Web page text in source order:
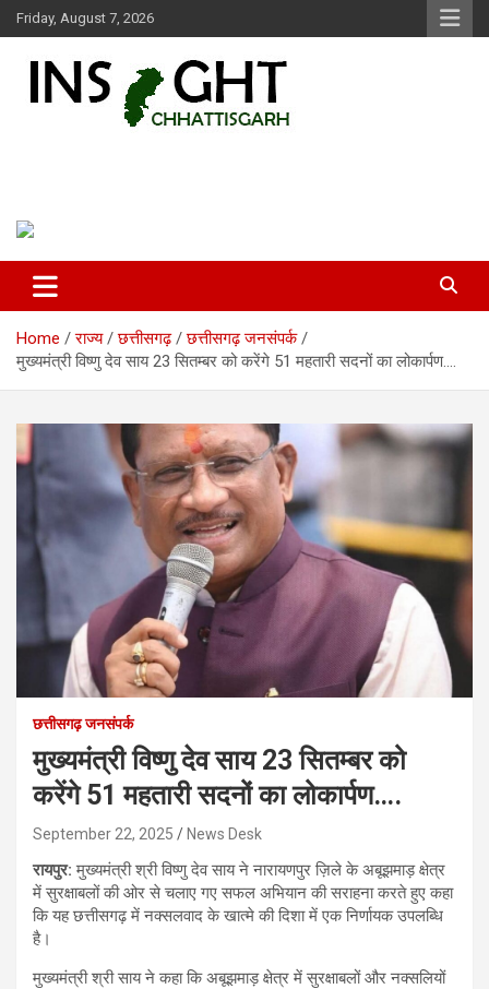
Skip
to
Friday, August 7, 2026
Home राज्य छत्तीसगढ़
छत्तीसगढ़ जनसंपर्क
मुख्यमंत्री विष्णु देव साय 23 सितम्बर को करेंगे 51 महतारी सदनों का लोकार्पण….
छत्तीसगढ़ जनसंपर्क
मुख्यमंत्री विष्णु देव साय 23 सितम्बर को
करेंगे 51 महतारी सदनों का लोकार्पण….
September 22, 2025 News Desk
रायपुर:मुख्यमंत्री श्री विष्णु देव साय ने नारायणपुर ज़िले के अबूझमाड़ क्षेत्र
में सुरक्षाबलों की ओर से चलाए गए सफल अभियान की सराहना करते हुए कहा
कि यह छत्तीसगढ़ में नक्सलवाद के खात्मे की दिशा में एक निर्णायक उपलब्धि
है।
मुख्यमंत्री श्री साय ने कहा कि अबूझमाड़ क्षेत्र में सुरक्षाबलों और नक्सलियों